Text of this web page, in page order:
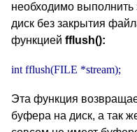
необходимо
диск без закрытия
функцией fflush():
int fflush(FILE *stream);
Эта функция
буфера на диск, а так